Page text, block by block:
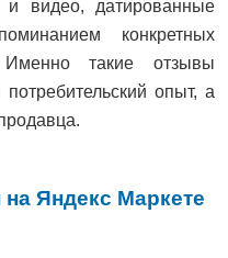
видео, датированные
конкретных
Именно такие отзывы
опыт, а
Яндекс Маркете